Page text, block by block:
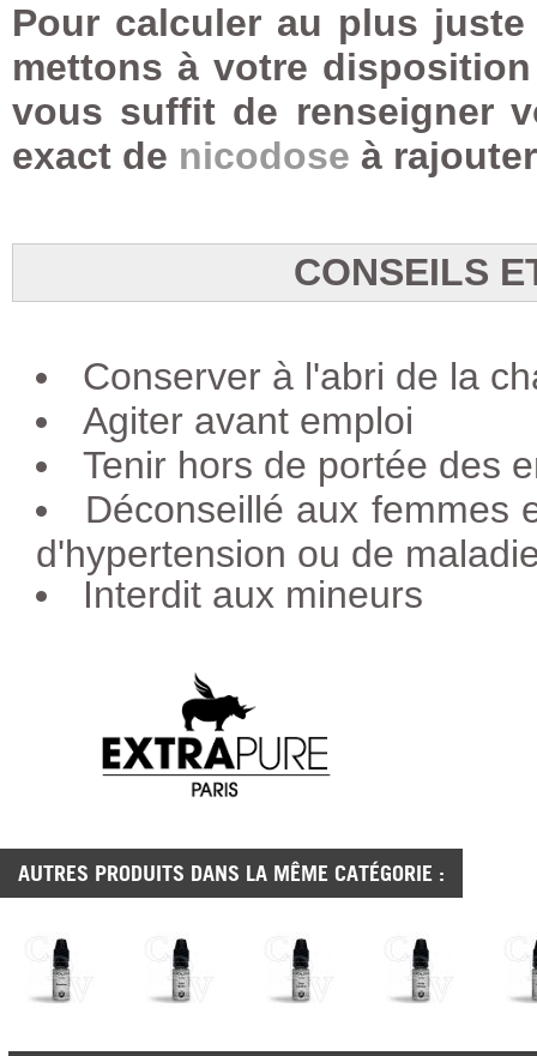
Pour calculer au plus
mettons à votre
vous suffit de renseigner
exact de nicodose à
CONSEILS
Conserver à l'abri de la
Agiter avant emploi
Tenir hors de portée des
Déconseillé aux femmes
d'hypertension ou de
Interdit aux mineurs
AUTRES PRODUITS DANS LA MÊME CATÉGORIE :